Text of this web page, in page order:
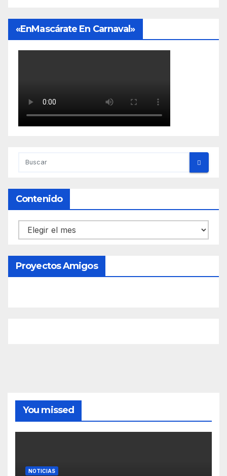
«EnMascárate En Carnaval»
Contenido
Contenido
Proyectos Amigos
You missed
NOTICIAS